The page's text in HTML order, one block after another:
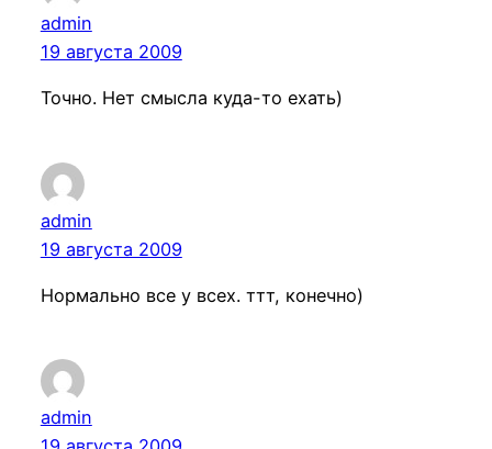
admin
19 августа 2009
Точно. Нет смысла куда-то ехать)
admin
19 августа 2009
Нормально все у всех. ттт, конечно)
admin